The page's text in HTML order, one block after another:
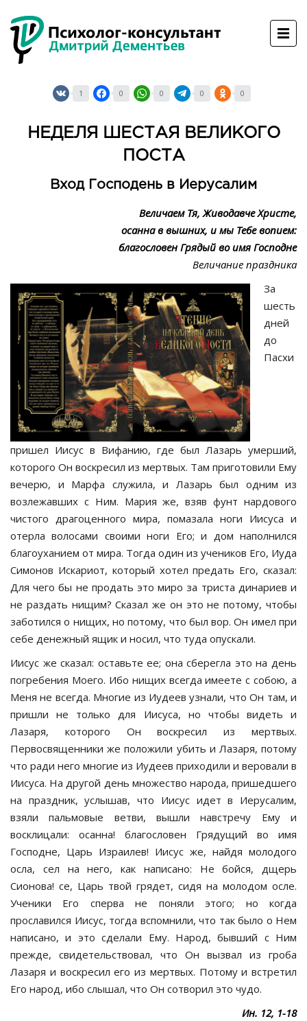
1 0 0 0 0
НЕДЕЛЯ ШЕСТАЯ ВЕЛИКОГО
ПОСТА
Вход Господень в Иерусалим
Величаем Тя, Живодавче Христе,
осанна в вышних, и мы Тебе вопием:
благословен Грядый во имя Господне
Величание праздника
За
шесть
дней
до
Пасхи
пришел Иисус в Вифанию, где был Лазарь умерший,
которого Он воскресил из мертвых. Там приготовили Ему
вечерю, и Марфа служила, и Лазарь был одним из
возлежавших с Ним. Мария же, взяв фунт нардового
чистого драгоценного мира, помазала ноги Иисуса и
отерла волосами своими ноги Его; и дом наполнился
благоуханием от мира. Тогда один из учеников Его, Иуда
Симонов Искариот, который хотел предать Его, сказал:
Для чего бы не продать это миро за триста динариев и
не раздать нищим? Сказал же он это не потому, чтобы
заботился о нищих, но потому, что был вор. Он имел при
себе денежный ящик и носил, что туда опускали.
Иисус же сказал: оставьте ее; она сберегла это на день
погребения Моего. Ибо нищих всегда имеете с собою, а
Меня не всегда. Многие из Иудеев узнали, что Он там, и
пришли не только для Иисуса, но чтобы видеть и
Лазаря, которого Он воскресил из мертвых.
Первосвященники же положили убить и Лазаря, потому
что ради него многие из Иудеев приходили и веровали в
Иисуса. На другой день множество народа, пришедшего
на праздник, услышав, что Иисус идет в Иерусалим,
взяли пальмовые ветви, вышли навстречу Ему и
восклицали: осанна! благословен Грядущий во имя
Господне, Царь Израилев! Иисус же, найдя молодого
осла, сел на него, как написано: Не бойся, дщерь
Сионова! се, Царь твой грядет, сидя на молодом осле.
Ученики Его сперва не поняли этого; но когда
прославился Иисус, тогда вспомнили, что так было о Нем
написано, и это сделали Ему. Народ, бывший с Ним
прежде, свидетельствовал, что Он вызвал из гроба
Лазаря и воскресил его из мертвых. Потому и встретил
Его народ, ибо слышал, что Он сотворил это чудо.
Ин. 12, 1-18